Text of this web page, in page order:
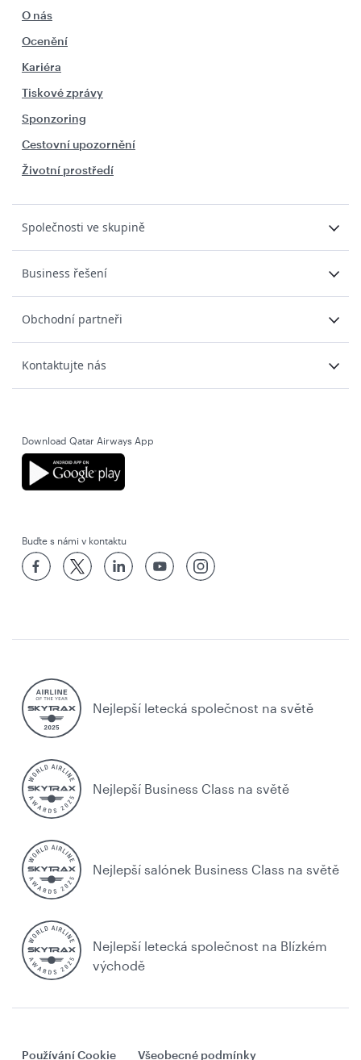
O nás
Ocenění
Kariéra
Tiskové zprávy
Sponzoring
Cestovní upozornění
Životní prostředí
Společnosti ve skupině
Business řešení
Obchodní partneři
Kontaktujte nás
Download Qatar Airways App
Buďte s námi v kontaktu
Nejlepší letecká společnost na světě
Nejlepší Business Class na světě
Nejlepší salónek Business Class na světě
Nejlepší letecká společnost na Blízkém
východě
Používání Cookie Všeobecné podmínky